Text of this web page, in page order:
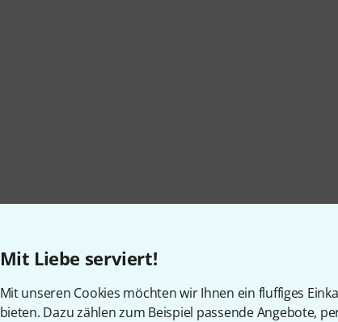
Mit Liebe serviert!
Mit unseren Cookies möchten wir Ihnen ein fluffiges
bieten. Dazu zählen zum Beispiel passende Angebote,